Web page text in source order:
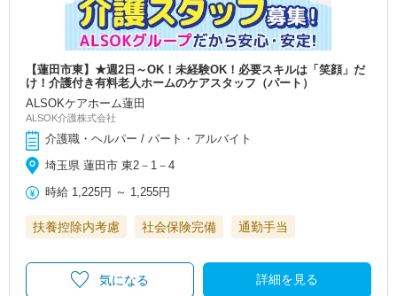
【蓮田市東】★週2日～OK！未経験OK！必要スキルは「笑顔」だ
け！介護付き有料老人ホームのケアスタッフ（パート）
ALSOKケアホーム蓮田
ALSOK介護株式会社
介護職・ヘルパー / パート・アルバイト
埼玉県 蓮田市 東2－1－4
時給 1,225円 ～ 1,255円
扶養控除内考慮 社会保険完備 通勤手当
詳細を見る
気になる